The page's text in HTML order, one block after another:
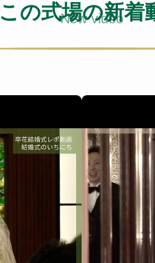
New video
この式場の新着